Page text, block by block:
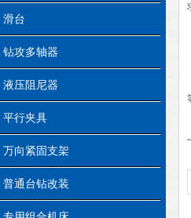
滑台
钻攻多轴器
液压阻尼器
平行夹具
万向紧固支架
普通台钻改装